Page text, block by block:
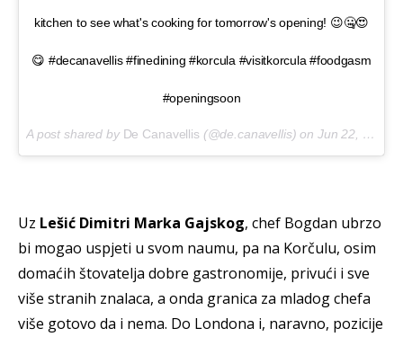
kitchen to see what's cooking for tomorrow's opening! 😉🤐😍
😋 #decanavellis #finedining #korcula #visitkorcula #foodgasm
#openingsoon
A post shared by De Canavellis (@de.canavellis) on Jun 22, 2018 at 4:45am PDT
Uz Lešić Dimitri Marka Gajskog, chef Bogdan ubrzo
bi mogao uspjeti u svom naumu, pa na Korčulu, osim
domaćih štovatelja dobre gastronomije, privući i sve
više stranih znalaca, a onda granica za mladog chefa
više gotovo da i nema. Do Londona i, naravno, pozicije